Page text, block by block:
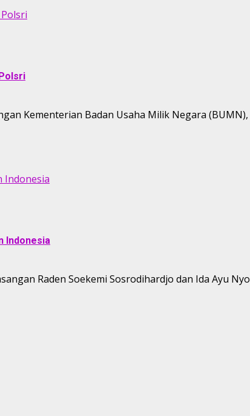
Kementerian Badan Usaha Milik Negara (BUMN),
Indonesia
Indonesia
Raden Soekemi Sosrodihardjo dan Ida Ayu